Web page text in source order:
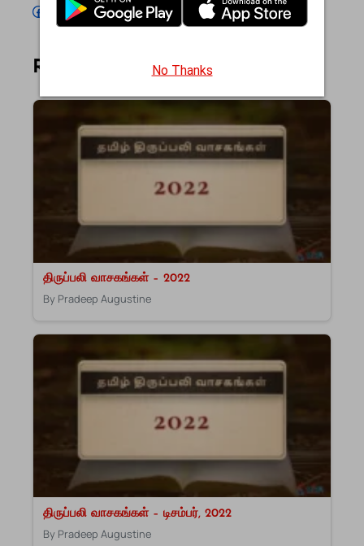
Follow Pradeep on Facebook
Follow Pradeep on LinkedIn Follow Pradeep on Pinterest Follow Pradeep on WordPress Follow Pradeep on GitHub
Related Articles
திருப்பலி வாசகங்கள் – 2022
By Pradeep Augustine
திருப்பலி வாசகங்கள் – டிசம்பர், 2022
By Pradeep Augustine
No Thanks